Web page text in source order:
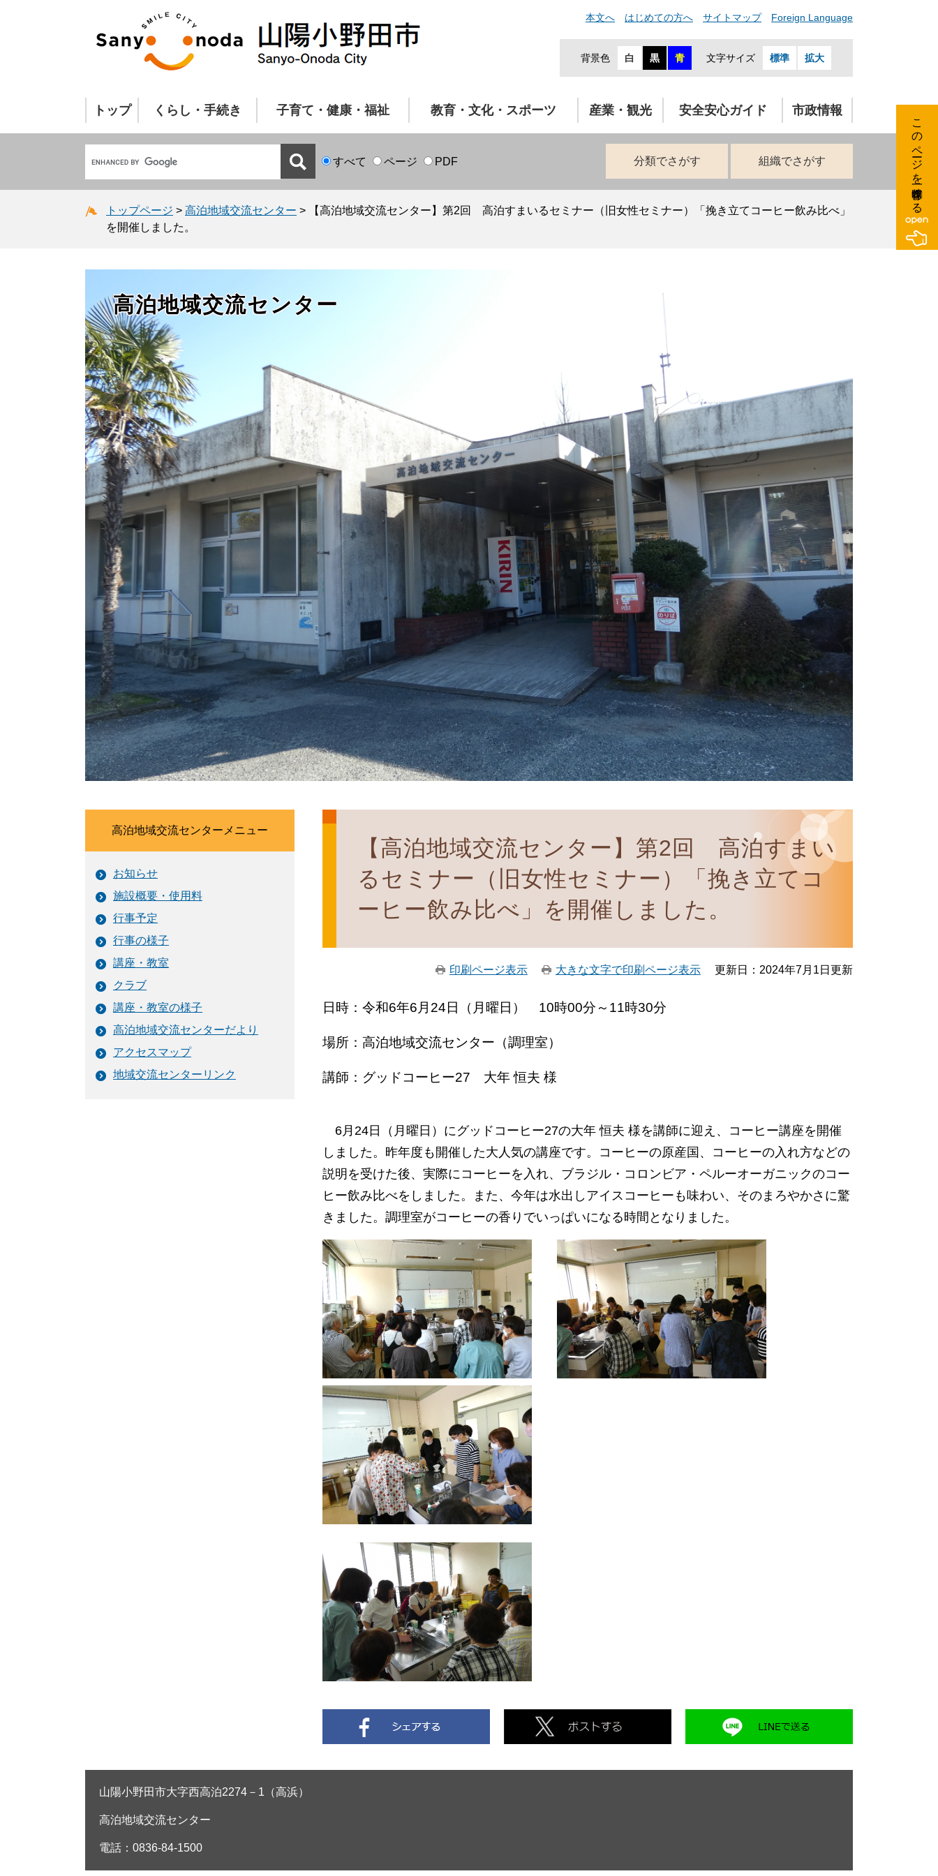
本文へ はじめての方へ サイトマップ Foreign Language
背景色 白 黒 青 文字サイズ 標準 拡大
トップ くらし・手続き 子育て・健康・福祉 教育・文化・スポーツ 産業・観光 安全安心ガイド 市政情報
すべて ページ PDF 分類でさがす 組織でさがす
トップページ > 高泊地域交流センター >
【高泊地域交流センター】第2回 高泊すまいるセミナー（旧女性セミナー）「挽き立てコーヒー飲み比べ」
を開催しました。
高泊地域交流センター
【高泊地域交流センター】第2回 高泊すまい
るセミナー（旧女性セミナー）「挽き立てコ
ーヒー飲み比べ」を開催しました。
印刷ページ表示 大きな文字で印刷ページ表示 更新日：2024年7月1日更新
日時：令和6年6月24日（月曜日） 10時00分～11時30分
場所：高泊地域交流センター（調理室）
講師：グッドコーヒー27 大年 恒夫 様
6月24日（月曜日）にグッドコーヒー27の大年 恒夫 様を講師に迎え、コーヒー講座を開催
しました。昨年度も開催した大人気の講座です。コーヒーの原産国、コーヒーの入れ方などの
説明を受けた後、実際にコーヒーを入れ、ブラジル・コロンビア・ペルーオーガニックのコー
ヒー飲み比べをしました。また、今年は水出しアイスコーヒーも味わい、そのまろやかさに驚
きました。調理室がコーヒーの香りでいっぱいになる時間となりました。​​
高泊地域交流センターメニュー
お知らせ
施設概要・使用料
行事予定
行事の様子
講座・教室
クラブ
講座・教室の様子
高泊地域交流センターだより
アクセスマップ
地域交流センターリンク
山陽小野田市大字西高泊2274－1（高浜）
高泊地域交流センター
電話：0836-84-1500
このページを一時保存する